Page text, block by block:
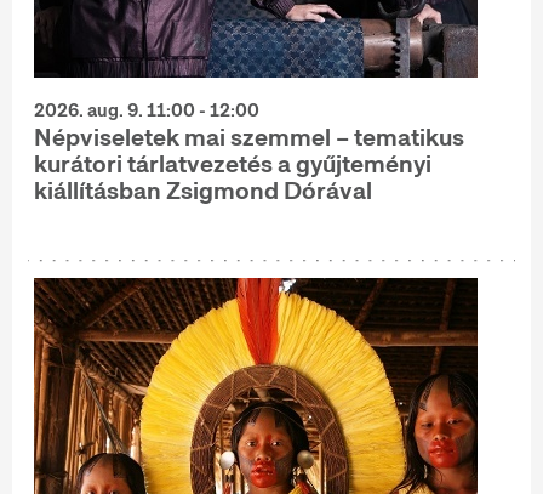
2026. aug. 9. 11:00 - 12:00
Népviseletek mai szemmel – tematikus
kurátori tárlatvezetés a gyűjteményi
kiállításban Zsigmond Dórával